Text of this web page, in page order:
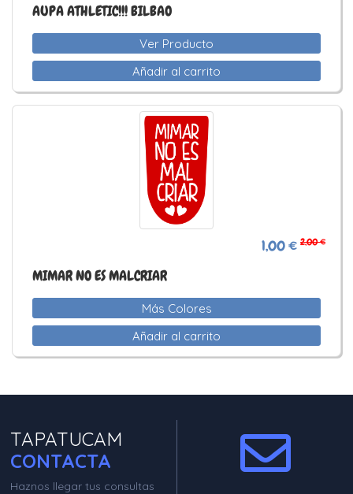
AUPA ATHLETIC!!! BILBAO
Ver Producto
Añadir al carrito
1,00 € 2,00 €
MIMAR NO ES MALCRIAR
Más Colores
Añadir al carrito
TAPATUCAM
CONTACTA
Haznos llegar tus consultas